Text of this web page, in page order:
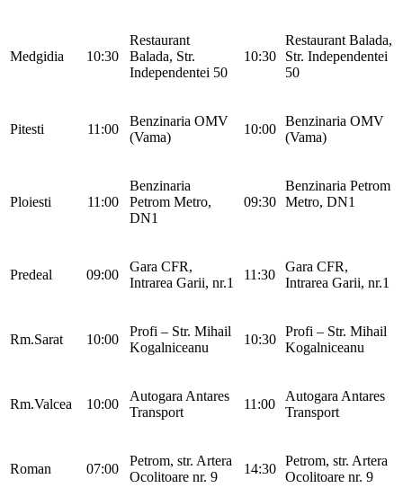
Medgidia 10:30
Restaurant
Balada, Str.
Independentei 50
10:30
Restaurant Balada,
Str. Independentei
50
Pitesti 11:00
Benzinaria OMV
(Vama)
10:00
Benzinaria OMV
(Vama)
Ploiesti 11:00
Benzinaria
Petrom Metro,
DN1
09:30
Benzinaria Petrom
Metro, DN1
Predeal 09:00
Gara CFR,
Intrarea Garii, nr.1
11:30
Gara CFR,
Intrarea Garii, nr.1
Rm.Sarat 10:00
Profi – Str. Mihail
Kogalniceanu
10:30
Profi – Str. Mihail
Kogalniceanu
Rm.Valcea 10:00
Autogara Antares
Transport
11:00
Autogara Antares
Transport
Roman 07:00
Petrom, str. Artera
Ocolitoare nr. 9
14:30
Petrom, str. Artera
Ocolitoare nr. 9